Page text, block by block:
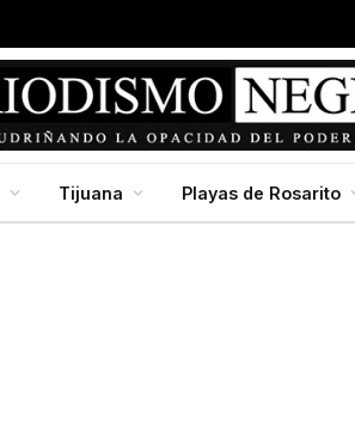
Tijuana Playas de Rosarito